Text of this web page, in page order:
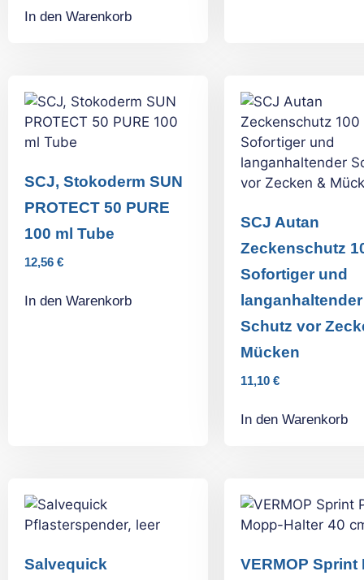
In den Warenkorb
SCJ, Stokoderm SUN
PROTECT 50 PURE
100 ml Tube
12,56 €
In den Warenkorb
SCJ Autan
Zeckenschutz
Sofortiger und
langanhaltender
Schutz vor
Mücken
11,10 €
In den Warenkorb
Salvequick VERMOP Sprint